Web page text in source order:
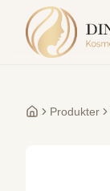
Forside
Produkter